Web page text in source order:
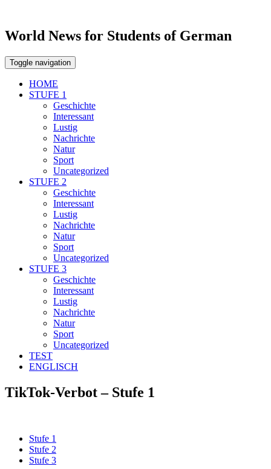
World News for Students of German
Toggle navigation
HOME
STUFE 1
Geschichte
Interessant
Lustig
Nachrichte
Natur
Sport
Uncategorized
STUFE 2
Geschichte
Interessant
Lustig
Nachrichte
Natur
Sport
Uncategorized
STUFE 3
Geschichte
Interessant
Lustig
Nachrichte
Natur
Sport
Uncategorized
TEST
ENGLISCH
TikTok-Verbot – Stufe 1
Stufe 1
Stufe 2
Stufe 3